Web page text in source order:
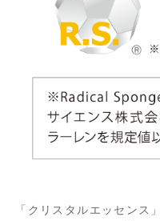
「クリスタルエッセンス